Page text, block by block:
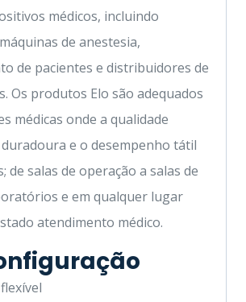
médicos, incluindo
de anestesia,
de pacientes e distribuidores de
Os produtos Elo são adequados
médicas onde a qualidade
e o desempenho tátil
de salas de operação a salas de
e em qualquer lugar
atendimento médico.